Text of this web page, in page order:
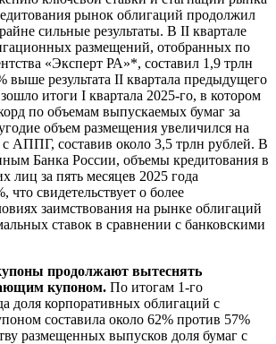
рынок облигаций продолжил
сильные результаты. В II квартале
размещений, отобранных по
«Эксперт РА»*, составил 1,9 трлн
выше результата II квартала предыдущего
итоги I квартала 2025-го, в котором
по объемам выпускаемых бумаг за
объем размещения увеличился на
АППГ, составив около 3,5 трлн рублей. В
Банка России, объемы кредитования в
лиц за пять месяцев 2025 года
что свидетельствует о более
заимствования на рынке облигаций
ставок в сравнении с банковскими
продолжают вытеснять
купоном. По итогам 1-го
доля корпоративных облигаций с
составила около 62% против 57%
размещенных выпусков доля бумаг с